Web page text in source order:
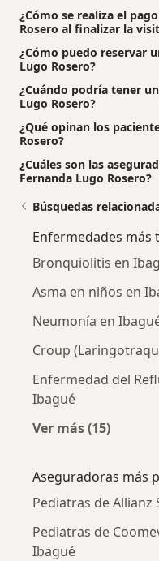
¿Cómo se realiza el
Rosero al finalizar la
¿Cómo puedo reservar
Lugo Rosero?
¿Cuándo podría tener
Lugo Rosero?
¿Qué opinan los
Rosero?
¿Cuáles son las
Fernanda Lugo Rosero?
Búsquedas
Enfermedades más
Bronquiolitis en
Asma en niños en
Neumonía en
Croup
Enfermedad del
Ibagué
Ver más (15)
Aseguradoras más
Pediatras de Allianz
Pediatras de
Ibagué